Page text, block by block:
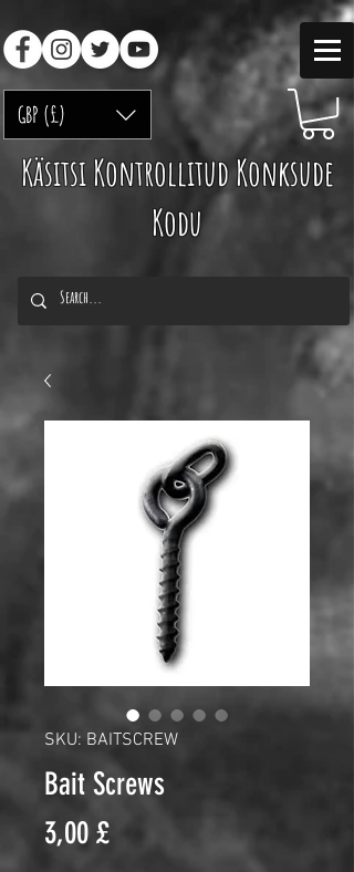
GBP (£)
Käsitsi Kontrollitud Konksude
Kodu
SKU: BAITSCREW
Bait Screws
3,00 £Price